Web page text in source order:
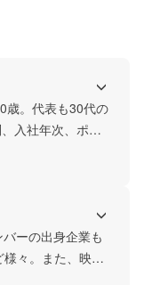
歳。代表も30代の
入社年次、ポジ
ーの出身企業も
々。また、映画